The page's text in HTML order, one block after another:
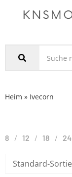
Heim » Ivecorn
8 12 18 24